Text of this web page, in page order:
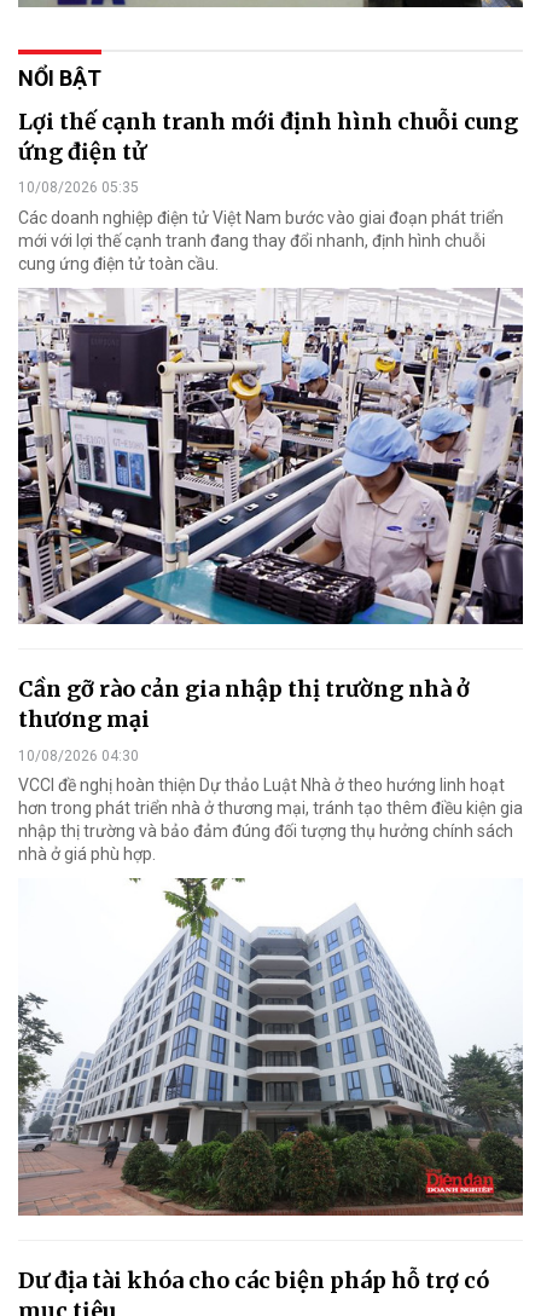
NỔI BẬT
Lợi thế cạnh tranh mới định hình chuỗi cung
ứng điện tử
10/08/2026 05:35
Các doanh nghiệp điện tử Việt Nam bước vào giai đoạn phát triển
mới với lợi thế cạnh tranh đang thay đổi nhanh, định hình chuỗi
cung ứng điện tử toàn cầu.
Cần gỡ rào cản gia nhập thị trường nhà ở
thương mại
10/08/2026 04:30
VCCI đề nghị hoàn thiện Dự thảo Luật Nhà ở theo hướng linh hoạt
hơn trong phát triển nhà ở thương mại, tránh tạo thêm điều kiện gia
nhập thị trường và bảo đảm đúng đối tượng thụ hưởng chính sách
nhà ở giá phù hợp.
Dư địa tài khóa cho các biện pháp hỗ trợ có